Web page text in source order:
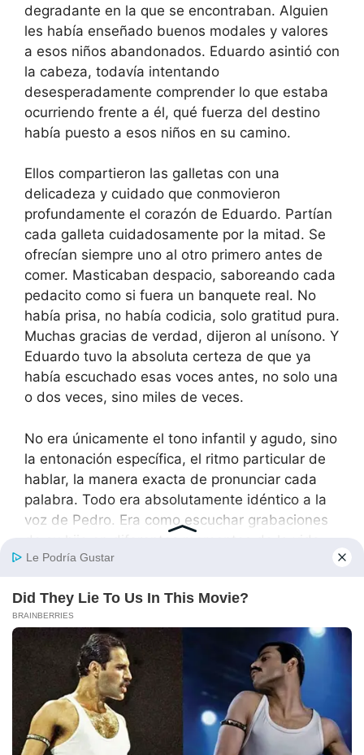
degradante en la que se encontraban. Alguien
les había enseñado buenos modales y valores
a esos niños abandonados. Eduardo asintió con
la cabeza, todavía intentando
desesperadamente comprender lo que estaba
ocurriendo frente a él, qué fuerza del destino
había puesto a esos niños en su camino.
Ellos compartieron las galletas con una
delicadeza y cuidado que conmovieron
profundamente el corazón de Eduardo. Partían
cada galleta cuidadosamente por la mitad. Se
ofrecían siempre uno al otro primero antes de
comer. Masticaban despacio, saboreando cada
pedacito como si fuera un banquete real. No
había prisa, no había codicia, solo gratitud pura.
Muchas gracias de verdad, dijeron al unísono. Y
Eduardo tuvo la absoluta certeza de que ya
había escuchado esas voces antes, no solo una
o dos veces, sino miles de veces.
No era únicamente el tono infantil y agudo, sino
la entonación específica, el ritmo particular de
hablar, la manera exacta de pronunciar cada
palabra. Todo era absolutamente idéntico a la
voz de Pedro. Era como escuchar grabaciones
Mientras observaba a los tres niños juntos,
volvían cada vez más evidentes y aterradoras,
imposibles de ignorar o racionalizar. No era solo
la impresionante similitud física, los gestos
inconscientes y automáticos, la forma particular
de inclinar ligeramente la cabeza hacia la
derecha cuando prestaban atención a algo,
incluso la manera específica de sonreír
mostrando primero los dientes de arriba.